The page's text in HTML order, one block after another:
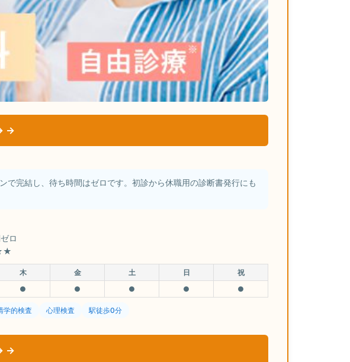
完結し、待ち時間はゼロです。初診から休職用の診断書発行にも
ロ
木 金 土 日
祝
● ● ● ● ●
学的検査 心理検査 駅徒歩0分